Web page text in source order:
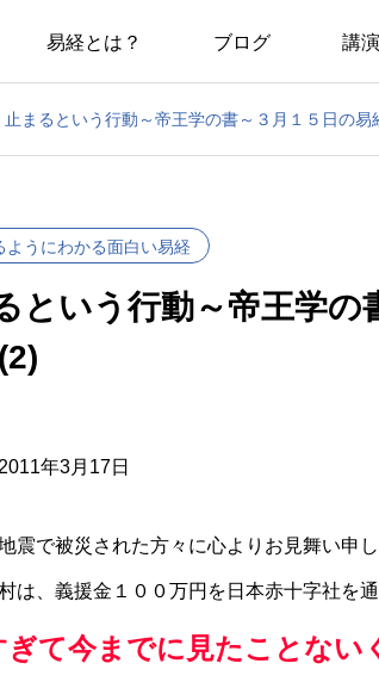
易経とは？ ブログ 講
止まるという行動～帝王学の書～３月１５日の易
ようにわかる面白い易経
という行動～帝王学の
年3月17日
震で被災された方々に心よりお見舞い申
村は、義援金１００万円を日本赤十字社を
ぎて今までに見たことな